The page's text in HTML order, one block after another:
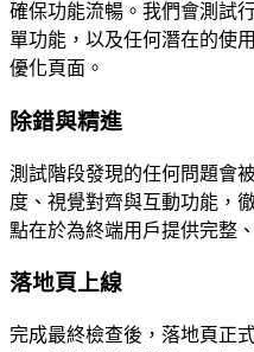
確保功能流暢。我們會測試
單功能，以及任何潛在的使
優化頁面。
除錯與精進
測試階段發現的任何問題會
度、視覺對齊與互動功能，
點在於為終端用戶提供完整
落地頁上線
完成最終檢查後，落地頁正